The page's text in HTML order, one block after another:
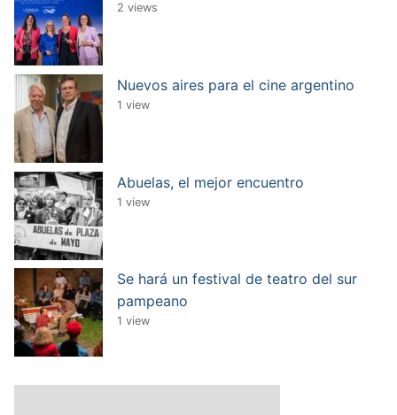
2 views
Nuevos aires para el cine argentino
1 view
Abuelas, el mejor encuentro
1 view
Se hará un festival de teatro del sur
pampeano
1 view